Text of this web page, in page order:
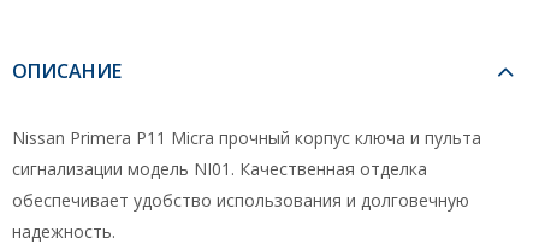
ОПИСАНИЕ
Nissan Primera P11 Micra прочный корпус ключа и пульта
сигнализации модель NI01. Качественная отделка
обеспечивает удобство использования и долговечную
надежность.